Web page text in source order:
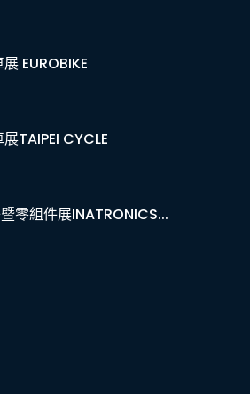
EUROBIKE
TAIPEI CYCLE
零組件展INATRONICS...